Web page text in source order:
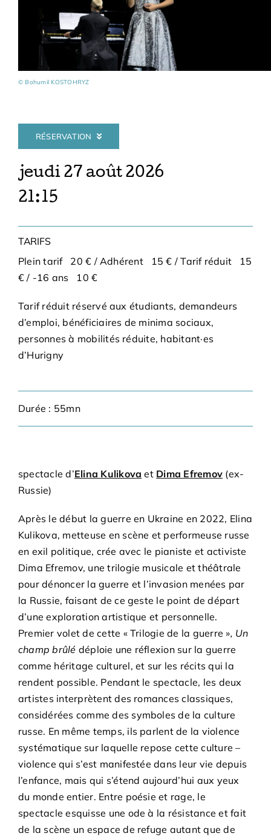
Archives
Contact
© Bohumil KOSTOHRYZ
RÉSERVATION
jeudi 27 août 2026
21:15
TARIFS
Plein tarif 20 € / Adhérent 15 € / Tarif réduit 15
€ / -16 ans 10 €
Tarif réduit réservé aux étudiants, demandeurs
d’emploi, bénéficiaires de minima sociaux,
personnes à mobilités réduite, habitant·es
d’Hurigny
Durée : 55mn
spectacle d’Elina Kulikova et Dima Efremov (ex-
Russie)
Après le début la guerre en Ukraine en 2022, Elina
Kulikova, metteuse en scène et performeuse russe
en exil politique, crée avec le pianiste et activiste
Dima Efremov, une trilogie musicale et théâtrale
pour dénoncer la guerre et l’invasion menées par
la Russie, faisant de ce geste le point de départ
d’une exploration artistique et personnelle.
Premier volet de cette « Trilogie de la guerre », Un
champ brûlé déploie une réflexion sur la guerre
comme héritage culturel, et sur les récits qui la
rendent possible. Pendant le spectacle, les deux
artistes interprètent des romances classiques,
considérées comme des symboles de la culture
russe. En même temps, ils parlent de la violence
systématique sur laquelle repose cette culture –
violence qui s’est manifestée dans leur vie depuis
l’enfance, mais qui s’étend aujourd’hui aux yeux
du monde entier. Entre poésie et rage, le
spectacle esquisse une ode à la résistance et fait
de la scène un espace de refuge autant que de